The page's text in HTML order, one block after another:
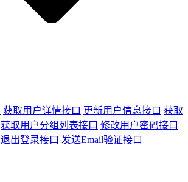
获取用户详情接口 更新用户信息接口 获取
获取用户分组列表接口 修改用户密码接口
退出登录接口 发送Email验证接口